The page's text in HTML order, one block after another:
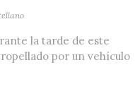
la tarde de este
por un vehículo